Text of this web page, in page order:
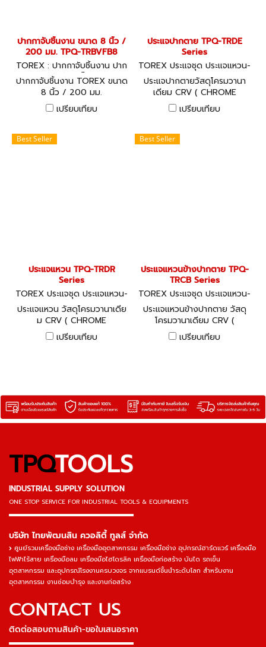
ปากกาจับชิ้นงาน ขนาด 8 นิ้ว /
200 มม. TPQ-TRBVFB8
TOREX : ปากกาจับชิ้นงาน ปาก
กาจับเหล็ก
ปากกาจับชิ้นงาน TOREX ขนาด
8 นิ้ว / 200 มม.
เปรียบเทียบ
ประแจปากตาย TPQ-TRDE
Series
TOREX ประแจชุด ประแจแหวน-
ปากตาย
ประแจปากตายวัสดุโครมวานา
เดียม CRV ( CHROME
VANADIUM) มาตรฐาน DIN
3110 ขนาด 6 - 32 มม.
เปรียบเทียบ
Best Seller
ประแจแหวน TPQ-TRDR
Series
TOREX ประแจชุด ประแจแหวน-
ปากตาย
ประแจแหวน วัสดุโครมวานาเดีย
ม CRV ( CHROME
VANADIUM) มาตรฐาน DIN
838 ขนาด 6 - 32 มม.
เปรียบเทียบ
Best Seller
ประแจแหวนข้างปากตาย TPQ-
TRCB Series
TOREX ประแจชุด ประแจแหวน-
ปากตาย TPQ-TRCB Series
ประแจแหวนข้างปากตาย วัสดุ
โครมวานาเดียม CRV (
CHROME VANADIUM)
มาตรฐาน DIN 3113 ขนาด 6 -
เปรียบเทียบ
TPQTOOLS
INDUSTRIAL SUPPLY SOLUTION
ONE STOP SERVICE FOR INDUSTRIAL TOOLS & EQUIPMENTS
▬▬▬▬▬▬▬▬▬▬▬▬▬▬▬
บริษัท ไทยพัฒนสิน ควอลิตี้ ทูลส์ จำกัด
ศูนย์รวมเครื่องมือช่าง เครื่องมืออุตสาหกรรม เครื่องมือช่าง อุปกรณ์ฮาร์ดแวร์ เครื่องมือ
ไฟฟ้าไร้สาย เครื่องมือลม เครื่องมือไฮโดรลิค เครื่องมือก่อสร้าง บันได รถเข็น
อุตสาหกรรม และอุปกรณ์โรงงานครบวงจร จากแบรนด์ชั้นนำระดับโลก สำหรับงาน
อุตสาหกรรม งานซ่อมบำรุง และงานก่อสร้าง
CONTACT US
ติดต่อสอบถามสินค้า-ขอใบเสนอราคา
▬▬▬▬▬▬▬▬▬▬▬▬▬▬▬